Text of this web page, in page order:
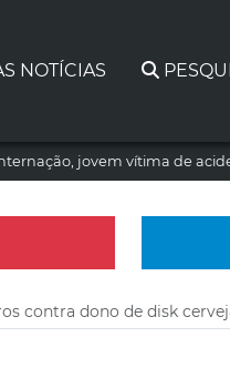
NOTÍCIAS
jovem vítima de
contra dono de disk